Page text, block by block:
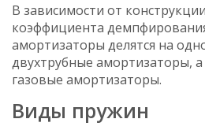
В зависимости от
коэффициента
амортизаторы делятся на
двухтрубные амортизаторы,
газовые амортизаторы.
Виды пружин